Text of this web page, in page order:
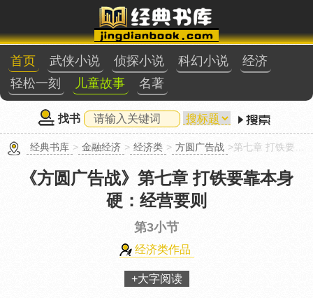
首页 武侠小说 侦探小说 科幻小说
经济
轻松一刻
儿童故事 名著
找书
经典书库 > 金融经济 > 经济类 > 方圆广告战 >第七章 打铁要靠本身硬：经营要则第3小节
《方圆广告战》 第七章 打铁要靠本身
硬：经营要则
第3小节
经济类作品
+大字阅读